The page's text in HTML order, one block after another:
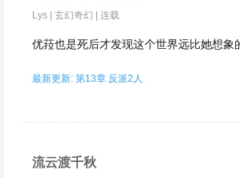
Lys | 玄幻奇幻 | 连载
优菈也是死后才发现这个世界远比她想象
最新更新: 第13章 反派2人
流云渡千秋